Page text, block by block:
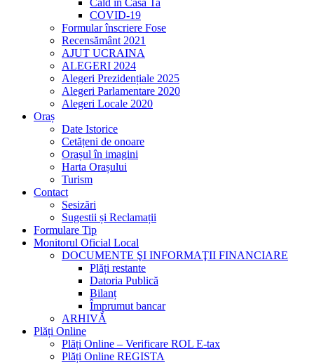
Cald în Casa Ta
COVID-19
Formular înscriere Fose
Recensământ 2021
AJUT UCRAINA
ALEGERI 2024
Alegeri Prezidențiale 2025
Alegeri Parlamentare 2020
Alegeri Locale 2020
Oraș
Date Istorice
Cetățeni de onoare
Orașul în imagini
Harta Orașului
Turism
Contact
Sesizări
Sugestii și Reclamații
Formulare Tip
Monitorul Oficial Local
DOCUMENTE ŞI INFORMAŢII FINANCIARE
Plăți restante
Datoria Publică
Bilanț
Împrumut bancar
ARHIVĂ
Plăți Online
Plăți Online – Verificare ROL E-tax
Plăți Online REGISTA